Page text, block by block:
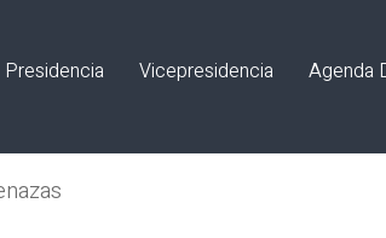
Presidencia Vicepresidencia Agenda